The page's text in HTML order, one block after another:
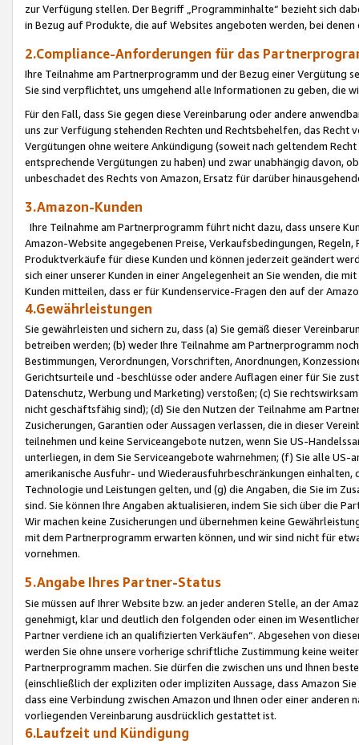
zur Verfügung stellen. Der Begriff „Programminhalte“ bezieht sich
in Bezug auf Produkte, die auf Websites angeboten werden, bei
2.Compliance-Anforderungen für das
Ihre Teilnahme am Partnerprogramm und der Bezug einer Vergütung
Sie sind verpflichtet, uns umgehend alle Informationen zu geben, die
Für den Fall, dass Sie gegen diese Vereinbarung oder andere
uns zur Verfügung stehenden Rechten und Rechtsbehelfen, das
Vergütungen ohne weitere Ankündigung (soweit nach geltendem
entsprechende Vergütungen zu haben) und zwar unabhängig davon,
unbeschadet des Rechts von Amazon, Ersatz für darüber
3.Amazon-Kunden
Ihre Teilnahme am Partnerprogramm führt nicht dazu, dass unsere
Amazon-Website angegebenen Preise, Verkaufsbedingungen,
Produktverkäufe für diese Kunden und können jederzeit geändert
sich einer unserer Kunden in einer Angelegenheit an Sie wenden, die
Kunden mitteilen, dass er für Kundenservice-Fragen den auf der
4.Gewährleistungen
Sie gewährleisten und sichern zu, dass (a) Sie gemäß dieser
betreiben werden; (b) weder Ihre Teilnahme am Partnerprogramm
Bestimmungen, Verordnungen, Vorschriften, Anordnungen,
Gerichtsurteile und -beschlüsse oder andere Auflagen einer für Sie
Datenschutz, Werbung und Marketing) verstoßen; (c) Sie
nicht geschäftsfähig sind); (d) Sie den Nutzen der Teilnahme am
Zusicherungen, Garantien oder Aussagen verlassen, die in dieser
teilnehmen und keine Serviceangebote nutzen, wenn Sie US-
unterliegen, in dem Sie Serviceangebote wahrnehmen; (f) Sie alle
amerikanische Ausfuhr- und Wiederausfuhrbeschränkungen
Technologie und Leistungen gelten, und (g) die Angaben, die Sie im
sind. Sie können Ihre Angaben aktualisieren, indem Sie sich über die
Wir machen keine Zusicherungen und übernehmen keine
mit dem Partnerprogramm erwarten können, und wir sind nicht für
vornehmen.
5.Angabe Ihres Partner-Status
Sie müssen auf Ihrer Website bzw. an jeder anderen Stelle, an der
genehmigt, klar und deutlich den folgenden oder einen im
Partner verdiene ich an qualifizierten Verkäufen“. Abgesehen von
werden Sie ohne unsere vorherige schriftliche Zustimmung keine
Partnerprogramm machen. Sie dürfen die zwischen uns und Ihnen
(einschließlich der expliziten oder impliziten Aussage, dass Amazon
dass eine Verbindung zwischen Amazon und Ihnen oder einer
vorliegenden Vereinbarung ausdrücklich gestattet ist.
6.Laufzeit und Kündigung